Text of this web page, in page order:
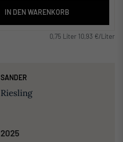
IN DEN WARENKORB
0,75 Liter 10,93 €/Liter
SANDER
Riesling
2025